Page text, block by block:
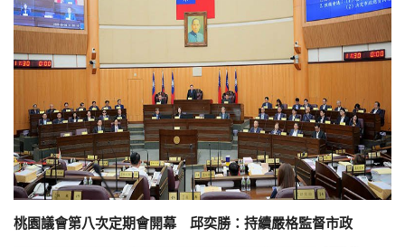
桃園議會第八次定期會開幕 邱奕勝：持續嚴格監督市政